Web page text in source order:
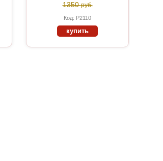
1350руб.
Код: Р2110
купить